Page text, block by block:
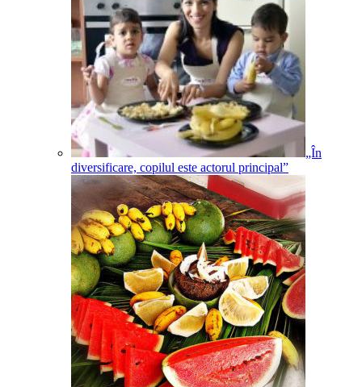
„În
diversificare, copilul este actorul principal”